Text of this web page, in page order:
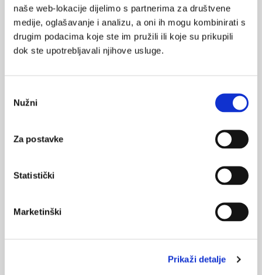
naše web-lokacije dijelimo s partnerima za društvene
medije, oglašavanje i analizu, a oni ih mogu kombinirati s
drugim podacima koje ste im pružili ili koje su prikupili
dok ste upotrebljavali njihove usluge.
pristanka
Nužni
Za postavke
Statistički
Marketinški
Prikaži detalje
Znanje studenata sestrinstva o rizičnim čimbenicima
za nastanak neplodnosti
Kriptorhizam u djece
Seksualnost i izvantjelesna oplodnja
10.04.2023.